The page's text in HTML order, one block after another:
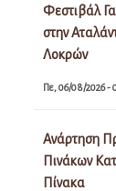
Φεστιβάλ
στην
Λοκρών
Πε, 06/08/2026 -
Ανάρτηση
Πινάκων
Πίνακα